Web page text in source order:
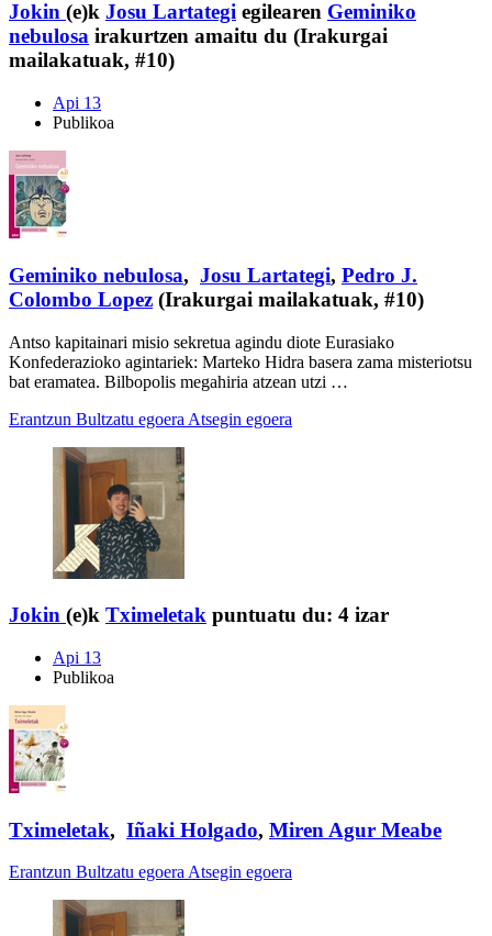
Jokin (e)k Josu Lartategi egilearen Geminiko
nebulosa irakurtzen amaitu du (Irakurgai
mailakatuak, #10)
Api 13
Publikoa
Geminiko nebulosa, Josu Lartategi, Pedro J.
Colombo Lopez (Irakurgai mailakatuak, #10)
Antso kapitainari misio sekretua agindu diote Eurasiako
Konfederazioko agintariek: Marteko Hidra basera zama misteriotsu
bat eramatea. Bilbopolis megahiria atzean utzi …
Erantzun Bultzatu egoera Atsegin egoera
Jokin (e)k Tximeletak puntuatu du: 4 izar
Api 13
Publikoa
Tximeletak, Iñaki Holgado, Miren Agur Meabe
Erantzun Bultzatu egoeraAtsegin egoera